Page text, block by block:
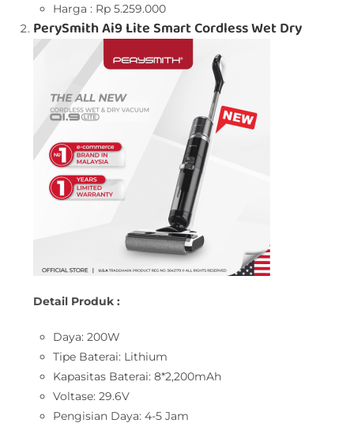
Harga : Rp 5.259.000
PerySmith Ai9 Lite Smart Cordless Wet Dry
Detail Produk :
Daya: 200W
Tipe Baterai: Lithium
Kapasitas Baterai: 8*2,200mAh
Voltase: 29.6V
Pengisian Daya: 4-5 Jam